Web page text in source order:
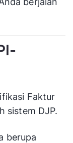
Faktur
sistem DJP.
berupa